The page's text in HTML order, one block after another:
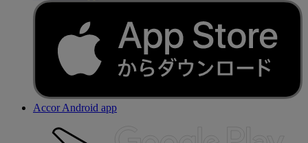
Accor Android app